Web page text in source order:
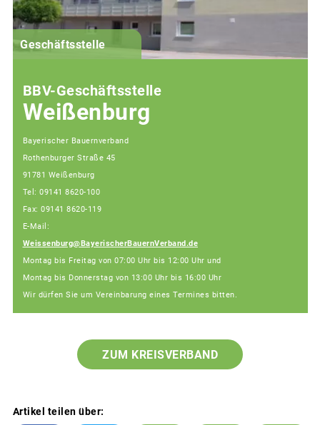
Geschäftsstelle
BBV-Geschäftsstelle
Weißenburg
Bayerischer Bauernverband
Rothenburger Straße 45
91781 Weißenburg
Tel: 09141 8620-100
Fax: 09141 8620-119
E-Mail:
Weissenburg@BayerischerBauernVerband.de
Montag bis Freitag von 07:00 Uhr bis 12:00 Uhr und
Montag bis Donnerstag von 13:00 Uhr bis 16:00 Uhr
Wir dürfen Sie um Vereinbarung eines Termines bitten.
ZUM KREISVERBAND
Artikel teilen über: